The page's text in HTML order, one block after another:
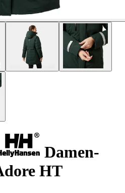
Damen-
HT